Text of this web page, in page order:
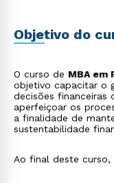
Objetivo do
O curso de MBA em
objetivo capacitar o
decisões financeiras
aperfeiçoar os
a finalidade de
sustentabilidade
Ao final deste